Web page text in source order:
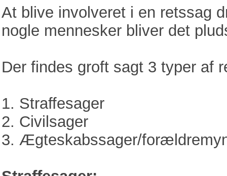
At blive involveret i en retssag
nogle mennesker bliver det
Der findes groft sagt 3 typer af
1. Straffesager
2. Civilsager
3. Ægteskabssager/